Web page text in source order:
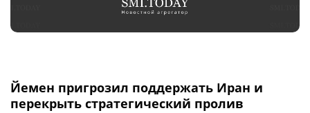
Йемен пригрозил поддержать Иран и
перекрыть стратегический пролив